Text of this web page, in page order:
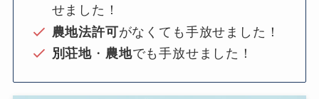
せました！
農地法許可がなくても手放せました！
別荘地 ・ 農地でも手放せました！